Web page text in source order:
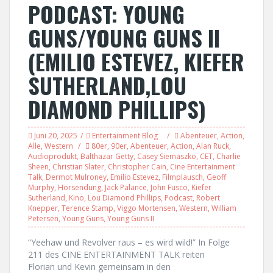
PODCAST: YOUNG
GUNS/YOUNG GUNS II
(EMILIO ESTEVEZ, KIEFER
SUTHERLAND,LOU
DIAMOND PHILLIPS)
Juni 20, 2025 Entertainment Blog Abenteuer, Action,
Alle, Western 80er, 90er, Abenteuer, Action, Alan Ruck,
Audioprodukt, Balthazar Getty, Casey Siemaszko, CET, Charlie
Sheen, Christian Slater, Christopher Cain, Cine Entertainment
Talk, Dermot Mulroney, Emilio Estevez, Filmplausch, Geoff
Murphy, Hörsendung, Jack Palance, John Fusco, Kiefer
Sutherland, Kino, Lou Diamond Phillips, Podcast, Robert
Knepper, Terence Stamp, Viggo Mortensen, Western, William
Petersen, Young Guns, Young Guns II
“Yeehaw und Revolver raus – es wird wild!” In Folge
211 des CINE ENTERTAINMENT TALK reiten
Florian und Kevin gemeinsam in den